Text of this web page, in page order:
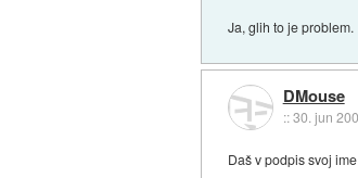
Ja, glih to je problem.
DMouse
::30. jun
Daš v podpis svoj